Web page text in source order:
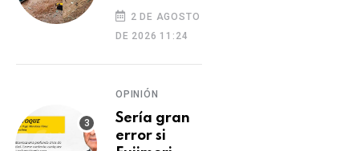
Simone Biles deja
deja un
muerto y
dos heridos
2 DE AGOSTO
DE 2026 11:24
OPINIÓN
Sería gran
error si